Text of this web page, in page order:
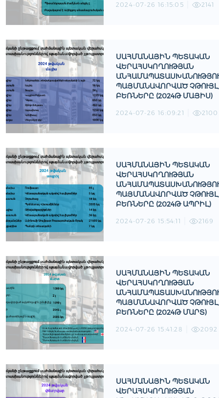
2024-07-26 16:15:05 2141
ՍԱՀՄԱՆԱՅԻՆ ՊԵՏԱԿԱՆ
ՎԵՐԱՀՍԿՈՂՈՒԹՅԱՆ
ՊԱՅՄԱՆԱՎՈՐՎԱԾ
ԲԵՌՆԵՐԸ (2024Թ ՄԱՅԻՍ)
2024-07-26 16:09:21 2100
ՍԱՀՄԱՆԱՅԻՆ ՊԵՏԱԿԱՆ
ՎԵՐԱՀՍԿՈՂՈՒԹՅԱՆ
ՊԱՅՄԱՆԱՎՈՐՎԱԾ
ԲԵՌՆԵՐԸ (2024Թ ԱՊՐԻԼ)
2024-07-26 15:54:11 2169
ՍԱՀՄԱՆԱՅԻՆ ՊԵՏԱԿԱՆ
ՎԵՐԱՀՍԿՈՂՈՒԹՅԱՆ
ՊԱՅՄԱՆԱՎՈՐՎԱԾ
ԲԵՌՆԵՐԸ (2024Թ ՄԱՐՏ)
2024-07-26 15:41:28 2092
ՍԱՀՄԱՆԱՅԻՆ ՊԵՏԱԿԱՆ
ՎԵՐԱՀՍԿՈՂՈՒԹՅԱՆ